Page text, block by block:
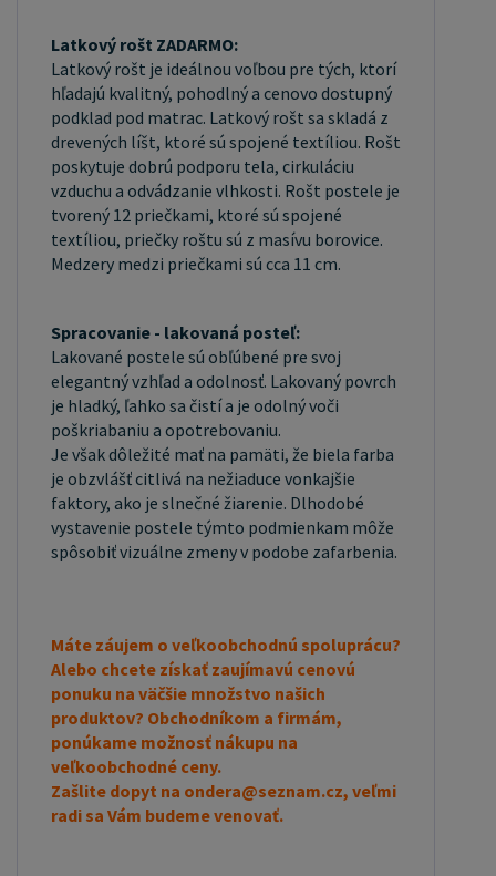
Latkový rošt ZADARMO:
Latkový rošt je ideálnou voľbou pre tých, ktorí
hľadajú kvalitný, pohodlný a cenovo dostupný
podklad pod matrac. Latkový rošt sa skladá z
drevených líšt, ktoré sú spojené textíliou. Rošt
poskytuje dobrú podporu tela, cirkuláciu
vzduchu a odvádzanie vlhkosti. Rošt postele je
tvorený 12 priečkami, ktoré sú spojené
textíliou, priečky roštu sú z masívu borovice.
Medzery medzi priečkami sú cca 11 cm.
Spracovanie - lakovaná posteľ:
Lakované postele sú obľúbené pre svoj
elegantný vzhľad a odolnosť. Lakovaný povrch
je hladký, ľahko sa čistí a je odolný voči
poškriabaniu a opotrebovaniu.
Je však dôležité mať na pamäti, že biela farba
je obzvlášť citlivá na nežiaduce vonkajšie
faktory, ako je slnečné žiarenie. Dlhodobé
vystavenie postele týmto podmienkam môže
spôsobiť vizuálne zmeny v podobe zafarbenia.
Máte záujem o veľkoobchodnú spoluprácu?
Alebo chcete získať zaujímavú cenovú
ponuku na väčšie množstvo našich
produktov? Obchodníkom a firmám,
ponúkame možnosť nákupu na
veľkoobchodné ceny.
Zašlite dopyt na ondera@seznam.cz, veľmi
radi sa Vám budeme venovať.